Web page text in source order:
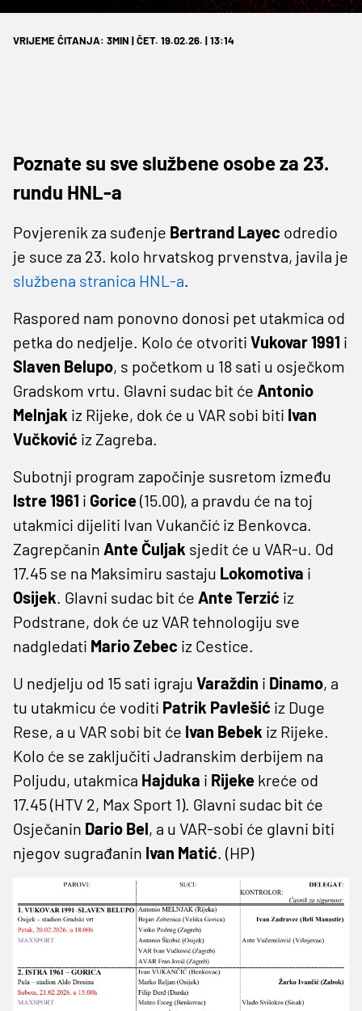
VRIJEME ČITANJA: 3MIN | ČET. 19.02.26. | 13:14
Poznate su sve službene osobe za 23.
rundu HNL-a
Povjerenik za suđenje Bertrand Layec odredio
je suce za 23. kolo hrvatskog prvenstva, javila je
službena stranica HNL-a.
Raspored nam ponovno donosi pet utakmica od
petka do nedjelje. Kolo će otvoriti Vukovar 1991 i
Slaven Belupo, s početkom u 18 sati u osječkom
Gradskom vrtu. Glavni sudac bit će Antonio
Melnjak iz Rijeke, dok će u VAR sobi biti Ivan
Vučković iz Zagreba.
Subotnji program započinje susretom između
Istre 1961 i Gorice(15.00), a pravdu će na toj
utakmici dijeliti Ivan Vukančić iz Benkovca.
Zagrepčanin Ante Čuljak sjedit će u VAR-u. Od
17.45 se na Maksimiru sastaju Lokomotiva i
Osijek. Glavni sudac bit će Ante Terzić iz
Podstrane, dok će uz VAR tehnologiju sve
nadgledati Mario Zebec iz Cestice.
U nedjelju od 15 sati igraju Varaždin i Dinamo, a
tu utakmicu će voditi Patrik Pavlešić iz Duge
Rese, a u VAR sobi bit će Ivan Bebek iz Rijeke.
Kolo će se zaključiti Jadranskim derbijem na
Poljudu, utakmica Hajduka i Rijeke kreće od
17.45 (HTV 2, Max Sport 1). Glavni sudac bit će
Osječanin Dario Bel, a u VAR-sobi će glavni biti
njegov sugrađanin Ivan Matić. (HP)